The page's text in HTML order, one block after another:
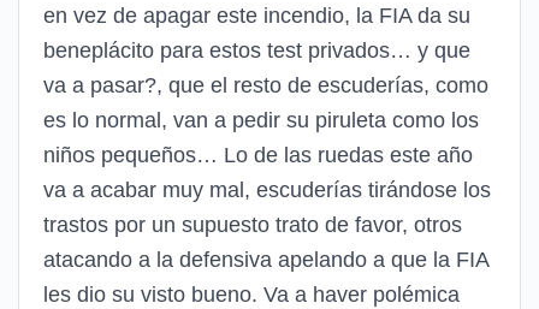
en vez de apagar este incendio, la FIA da su
beneplácito para estos test privados… y que
va a pasar?, que el resto de escuderías, como
es lo normal, van a pedir su piruleta como los
niños pequeños… Lo de las ruedas este año
va a acabar muy mal, escuderías tirándose los
trastos por un supuesto trato de favor, otros
atacando a la defensiva apelando a que la FIA
les dio su visto bueno. Va a haver polémica